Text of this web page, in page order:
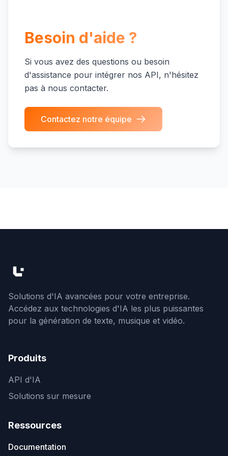
Besoin d'aide ?
Si vous avez des questions ou besoin
d'assistance pour intégrer nos API, n'hésitez
pas à nous contacter.
Contactez notre équipe
Solutions d'IA avancées pour votre entreprise.
Accédez aux technologies d'IA les plus puissantes
pour la génération de texte, musique et vidéo.
Produits
API d'IA
Solutions sur mesure
Ressources
Documentation